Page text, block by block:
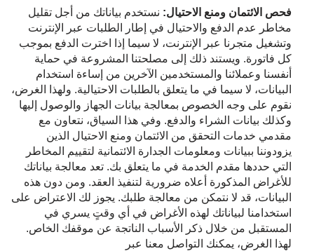
فحص الائتمان ومنع الاحتيال: نستخدم بياناتك من أجل تقليل
مخاطر عدم الدفع والاحتيال في إطار الطلبات عبر الإنترنت
وتشغيل متجرنا عبر الإنترنت، لا سيما إذا اخترت الدفع بموجب
كل فاتورة. ويستند ذلك إلى مصلحتنا المشروعة في حماية
أنفسنا وعملائنا والمستخدمين الآخرين من إساءة استخدام
البيانات، لا سيما في ما يتعلق بالطلبات الاحتيالية. ولهذا الغرض،
نقوم على وجه الخصوص بمعالجة بيانات الجهاز والوصول إليها
وكذلك بيانات الشراء والدفع. وفي هذا السياق، نتعاون مع
مقدمي خدمات التحقق من الائتمان ومنع الاحتيال الذين
يزودوننا ببيانات ومعلومات الجدارة الائتمانية لتقييم المخاطر
التي حددها مقدم الخدمة في ما يتعلق بك. تعد معالجة بياناتك
للأغراض المذكورة أعلاه ضرورية لتنفيذ العقد. ومن دون هذه
البيانات، قد لا نتمكن من معالجة طلبك. يجوز لك الاعتراض على
استخدامنا لبياناتك لهذه الأغراض في أي وقتٍ يسري في
المستقبل من خلال ذكر الأسباب الناتجة عن موقفك الخاص.
لهذا الغرض، يمكنك التواصل معنا عبر